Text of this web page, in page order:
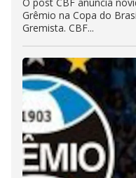
Grêmio na Copa do
Gremista. CBF...